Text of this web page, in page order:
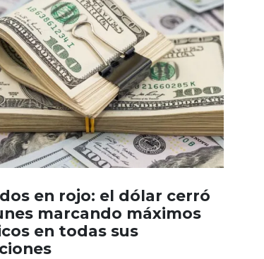
en rojo: el dólar cerró
marcando máximos
en todas sus